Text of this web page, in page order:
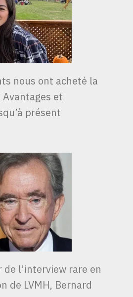
nous ont acheté la
Avantages et
présent
l’interview rare en
de LVMH, Bernard